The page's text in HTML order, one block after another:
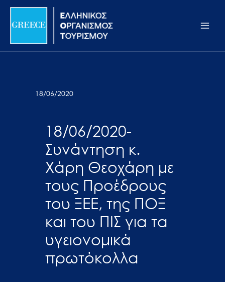
Σημείωση:
ιστότοπος
προσβασιμότητας.
Μετάβαση
περιεχόμενο
18/06/2020
18/06/2020-
Συνάντηση κ.
Χάρη Θεοχάρη με
τους Προέδρους
του ΞΕΕ, της ΠΟΞ
και του ΠΙΣ για τα
υγειονομικά
πρωτόκολλα